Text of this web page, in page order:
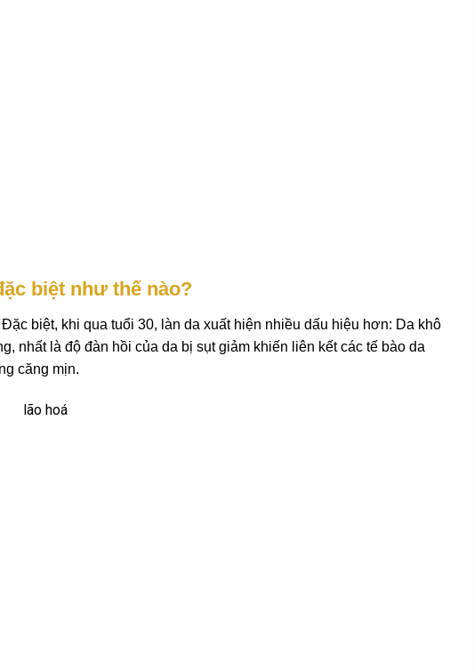
biệt như thế nào?
biệt, khi qua tuổi 30, làn da xuất hiện nhiều dấu hiệu hơn: Da khô
nhất là độ đàn hồi của da bị sụt giảm khiến liên kết các tế bào da
căng mịn.